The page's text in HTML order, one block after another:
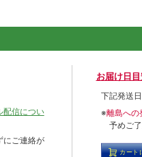
配信につい
にご連絡が
お届け日
下記発送日
※離島への
予めご了
カート